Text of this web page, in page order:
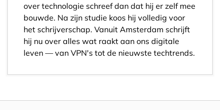
over technologie schreef dan dat hij er zelf mee
bouwde. Na zijn studie koos hij volledig voor
het schrijverschap. Vanuit Amsterdam schrijft
hij nu over alles wat raakt aan ons digitale
leven — van VPN's tot de nieuwste techtrends.